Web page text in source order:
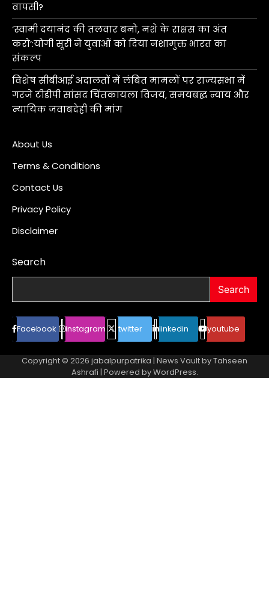
वापसी?
‘स्वामी दयानंद की तलवार बनो, नशे के राक्षस का अंत
करो’:योगी सूरी ने युवाओं को दिया नशामुक्त भारत का
संकल्प
विशेष सीबीआई अदालतों में लंबित मामलों पर राज्यसभा में
गरजे टीडीपी सांसद चिंतकायला विजय, समयबद्ध न्याय और
न्यायिक जवाबदेही की मांग
About Us
Terms & Conditions
Contact Us
Privacy Policy
Disclaimer
Search
Search
Facebook instagram twitter linkedin youtube
Copyright © 2026 jabalpurpatrika | News Vault byTahseen
Ashrafi | Powered byWordPress.